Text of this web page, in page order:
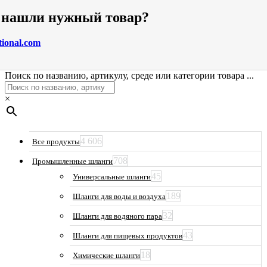
нужный товар?
Поиск по названию, артикулу, среде или категории товара ...
×
Все продукты4 606
Промышленные шланги708
Универсальные шланги45
Шланги для воды и воздуха 189
Шланги для водяного пара32
Шланги для пищевых продуктов43
Химические шланги 18